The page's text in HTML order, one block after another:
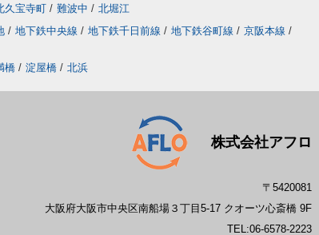
久宝寺町 / 難波中 / 北堀江
/ 地下鉄中央線 / 地下鉄千日前線 / 地下鉄谷町線 / 京阪本線 /
橋 / 淀屋橋 / 北浜
株式会社アフロ
〒5420081
大阪府大阪市中央区南船場３丁目5-17 クオーツ心斎橋 9F
TEL:06-6578-2223